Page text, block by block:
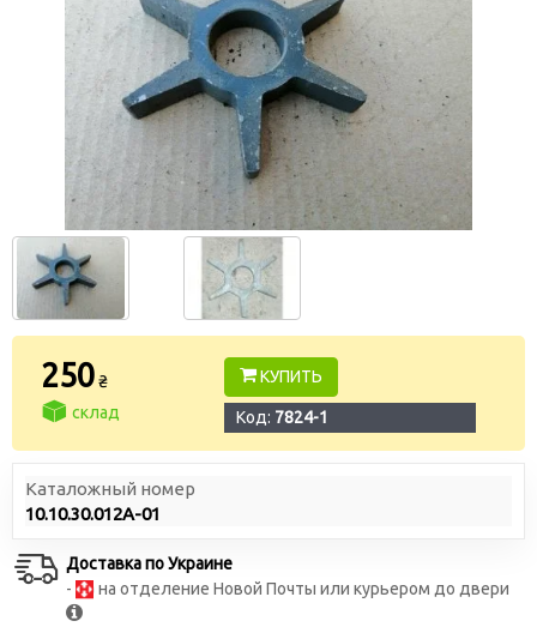
250₴
склад
КУПИТЬ
Код: 7824-1
Каталожный номер
10.10.30.012А-01
Доставка по Украине
-
на отделение Новой Почты или курьером до двери